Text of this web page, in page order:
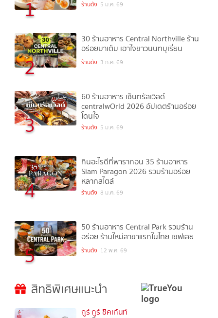
1 ร้านดัง 5 ม.ค. 69
2
30 ร้านอาหาร Central Northville ร้าน
อร่อยมาเต็ม เอาใจชาวนนทบุเรี่ยน
ร้านดัง 3 ก.ค. 69
3
60 ร้านอาหาร เซ็นทรัลเวิลด์
centralwOrld 2026 อัปเดตร้านอร่อย
โดนใจ
ร้านดัง 5 ม.ค. 69
4
กินอะไรดีที่พารากอน 35 ร้านอาหาร
Siam Paragon 2026 รวมร้านอร่อย
หลากสไตล์
ร้านดัง 8 ม.ค. 69
5
50 ร้านอาหาร Central Park รวมร้าน
อร่อย ร้านใหม่สาขาแรกในไทย เซฟเลย
ร้านดัง 12 พ.ค. 69
สิทธิพิเศษแนะนำ
กูร์ กูร์ ชิคเก้นท์